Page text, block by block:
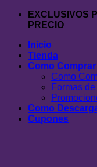
Saltar
EXCLUSIVOS
PRECIO
Inicio
Tienda
Como Comprar
Como
Formas
Como
Cupones